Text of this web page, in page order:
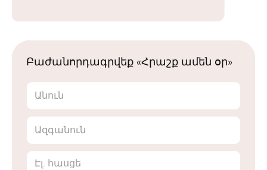
Բաժանորդագրվեք «Հրաշք ամեն օր»
Անուն
Ազգանուն
Էլ. հասցե